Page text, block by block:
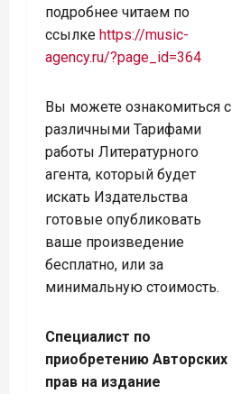
подробнее читаем по
ссылке https://music-
agency.ru/?page_id=364
Вы можете ознакомиться с
различными Тарифами
работы Литературного
агента, который будет
искать Издательства
готовые опубликовать
ваше произведение
бесплатно, или за
минимальную стоимость.
Специалист по
приобретению Авторских
прав на издание